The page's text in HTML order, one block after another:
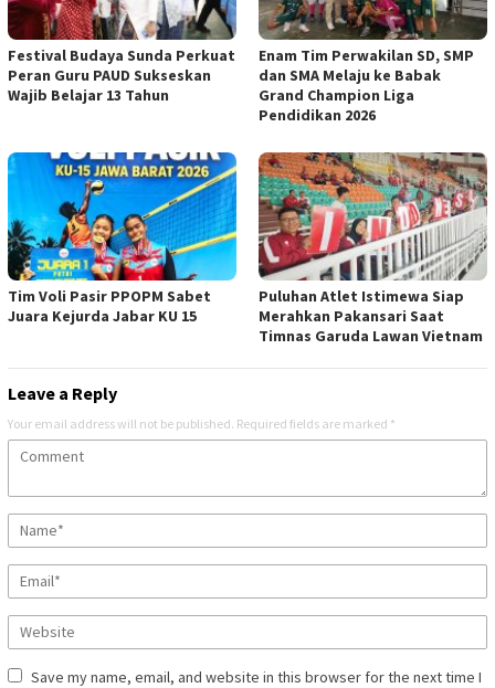
Festival Budaya Sunda Perkuat
Peran Guru PAUD Sukseskan
Wajib Belajar 13 Tahun
‎Enam Tim Perwakilan SD, SMP
dan SMA Melaju ke Babak
Grand Champion Liga
Pendidikan 2026
Tim Voli Pasir PPOPM Sabet
Juara Kejurda Jabar KU 15
Puluhan Atlet Istimewa Siap
Merahkan Pakansari Saat
Timnas Garuda Lawan Vietnam
Leave a Reply
Your email address will not be published. Required fields are marked *
Save my name, email, and website in this browser for the next time I